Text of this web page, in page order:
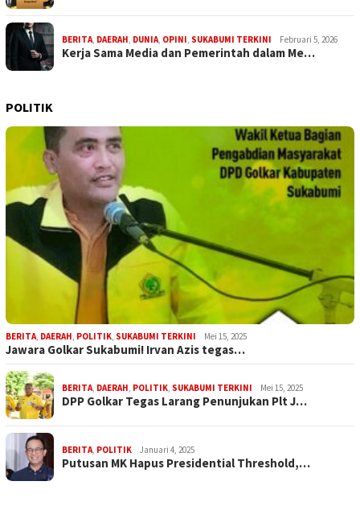
BERITA, DAERAH, DUNIA, OPINI, SUKABUMI TERKINI Februari 5, 2026
Kerja Sama Media dan Pemerintah dalam Me…
POLITIK
BERITA, DAERAH, POLITIK, SUKABUMI TERKINI Mei 15, 2025
Jawara Golkar Sukabumi! Irvan Azis tegas…
BERITA, DAERAH, POLITIK, SUKABUMI TERKINI Mei 15, 2025
DPP Golkar Tegas Larang Penunjukan Plt J…
BERITA, POLITIK Januari 4, 2025
Putusan MK Hapus Presidential Threshold,…